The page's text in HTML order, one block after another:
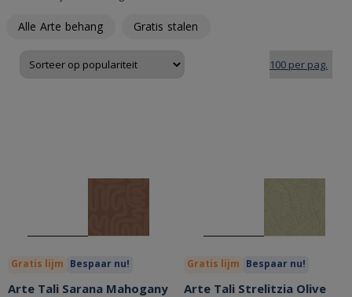
Alle Arte behang Gratis stalen
Gratis lijm Bespaar nu!
Arte Tali Sarana Mahogany
Gratis lijm Bespaar nu!
Arte Tali Strelitzia Olive